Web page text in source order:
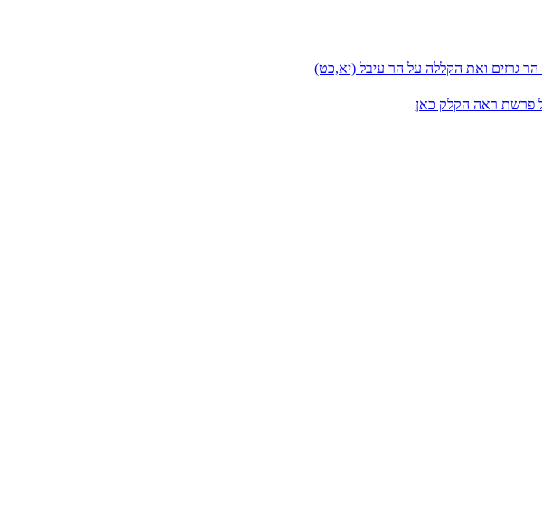
גרזים ואת הקללה על הר עיבל (יא,כט)
פרשת ראה הקלק כאן